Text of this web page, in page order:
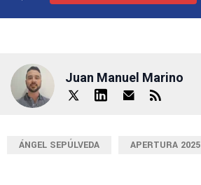
Juan Manuel Marino
ÁNGEL SEPÚLVEDA APERTURA 2025